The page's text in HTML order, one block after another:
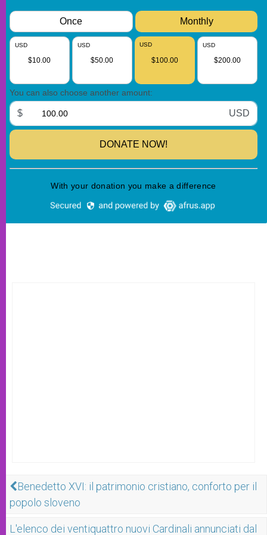
Benedetto XVI: il patrimonio cristiano, conforto per il
popolo sloveno
L'elenco dei ventiquattro nuovi Cardinali annunciati dal